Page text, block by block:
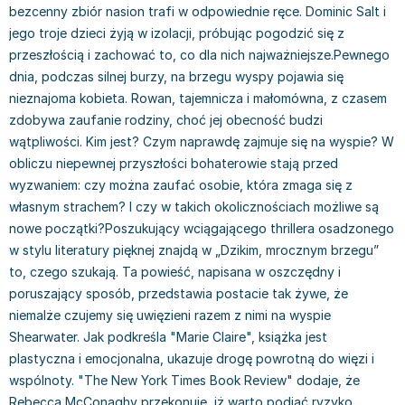
Książki: Prawo konstytucyjne
Książki: Prawo międzynarodowe
Książki: Prawo - orzecznictwo
Książki: Prawo pracy
Książki: Prawo Unii Europejskiej
Teksty aktów prawnych
Książki medyczne i naukowe
Chemia - książki
Książki o fizyce i astronomii
Geografia - książki
Inne
Książki do matematyki
Książki medyczne
Książki do nauk przyrodniczych
Technika, inżynieria, technologia - książki, podręczniki -
nauki ścisłe
Książki do nauk społecznych i humanistycznych
Książki: Film, muzyka, teatr
Książki: Historia sztuki
Książki o architekturze
Książki: Sztuka użytkowa
Książki: Sztuki wizualne
Inne
Książki dla dzieci 3-5 lat
Książki: bajki dla dzieci 3-5 lat
Kolorowanki i książki do naklejania 3-5 lat
Książki do nauki języków obcych 3-5 lat
Książki do nauki pisania i liczenia 3-5 lat
Książki grające, z puzzlami i magnesami 3-5 lat
Kreatywne i aktywizujące książki dla dzieci 3-5 lat
Poznawanie świata dla dzieci 3-5 lat - książki
Książki o zainteresowaniach dla dzieci 3-5 lat
Książki dla dzieci 6-8 lat
Książki do nauki czytania 6-8 lat
Książki do nauki języków obcych 6-8 lat
Książki do nauki pisania i liczenia 6-8 lat
Kreatywne i aktywizujące książki dla dzieci 6-8 lat
Literatura dla dzieci 6-8 lat
Poznawanie świata dla dzieci 6-8 lat - książki
Książki o zainteresowaniach dla dzieci 6-8 lat
Książki: Zdrowie
Kuchnia i diety - książki
Autorskie książki kucharskie
Ciasta, desery, wypieki - książki
Diety, zdrowe żywienie - książki
Książki kucharskie
Kuchnia polska - książki
Napoje - książki
Książki: Poradniki
Inne
Książki: Dom, ogród - poradniki
Książki: Hobby - poradniki
Książki: Moda, uroda, savoir vivre - poradniki
Książki pamiątkowe
Pozostałe książki
Dean Koontz
Andrzej Sapkowski
Stephenie Meyer
Robert Ludlum
Maria Czubaszek
Nora Roberts
Mario Vargas Llosa
Katarzyna Grochola
Ewa Nowak
Robin Cook
Carlos Ruiz Zafon
Konrad Gaca
Jerzy Zięba
Jodi Picoult
Dorota Terakowska
Abbi Glines
Alfred Szklarski
bezcenny zbiór nasion trafi w odpowiednie ręce. Dominic Salt i
jego troje dzieci żyją w izolacji, próbując pogodzić się z
przeszłością i zachować to, co dla nich najważniejsze.Pewnego
dnia, podczas silnej burzy, na brzegu wyspy pojawia się
nieznajoma kobieta. Rowan, tajemnicza i małomówna, z czasem
zdobywa zaufanie rodziny, choć jej obecność budzi
wątpliwości. Kim jest? Czym naprawdę zajmuje się na wyspie? W
obliczu niepewnej przyszłości bohaterowie stają przed
wyzwaniem: czy można zaufać osobie, która zmaga się z
własnym strachem? I czy w takich okolicznościach możliwe są
nowe początki?Poszukujący wciągającego thrillera osadzonego
w stylu literatury pięknej znajdą w „Dzikim, mrocznym brzegu”
to, czego szukają. Ta powieść, napisana w oszczędny i
poruszający sposób, przedstawia postacie tak żywe, że
niemalże czujemy się uwięzieni razem z nimi na wyspie
Shearwater. Jak podkreśla "Marie Claire", książka jest
plastyczna i emocjonalna, ukazuje drogę powrotną do więzi i
wspólnoty. "The New York Times Book Review" dodaje, że
Rebecca McConaghy przekonuje, iż warto podjąć ryzyko